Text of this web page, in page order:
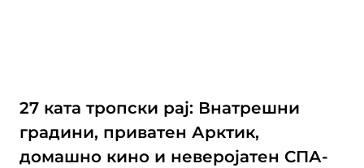
27 ката тропски рај: Внатрешни
градини, приватен Арктик,
домашно кино и неверојатен СПА-